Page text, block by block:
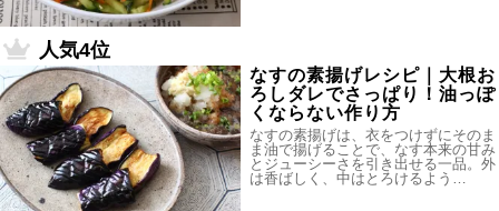
人気4位
なすの素揚げレシピ｜大根お
ろしダレでさっぱり！油っぽ
くならない作り方
なすの素揚げは、衣をつけずにそのま
ま油で揚げることで、なす本来の甘み
とジューシーさを引き出せる一品。外
は香ばしく、中はとろけるよう…